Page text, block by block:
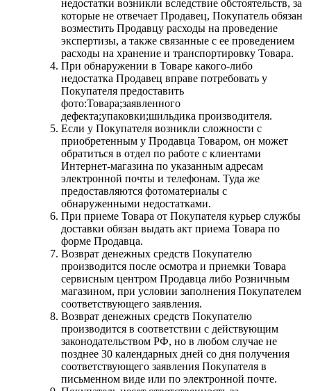
недостатки возникли вследствие обстоятельств, за
которые не отвечает Продавец, Покупатель обязан
возместить Продавцу расходы на проведение
экспертизы, а также связанные с ее проведением
расходы на хранение и транспортировку Товара.
При обнаружении в Товаре какого-либо
недостатка Продавец вправе потребовать у
Покупателя предоставить
фото:Товара;заявленного
дефекта;упаковки;шильдика производителя.
Если у Покупателя возникли сложности с
приобретенным у Продавца Товаром, он может
обратиться в отдел по работе с клиентами
Интернет-магазина по указанным адресам
электронной почты и телефонам. Туда же
предоставляются фотоматериалы с
обнаруженными недостатками.
При приеме Товара от Покупателя курьер службы
доставки обязан выдать акт приема Товара по
форме Продавца.
Возврат денежных средств Покупателю
производится после осмотра и приемки Товара
сервисным центром Продавца либо Розничным
магазином, при условии заполнения Покупателем
соответствующего заявления.
Возврат денежных средств Покупателю
производится в соответствии с действующим
законодательством РФ, но в любом случае не
позднее 30 календарных дней со дня получения
соответствующего заявления Покупателя в
письменном виде или по электронной почте.